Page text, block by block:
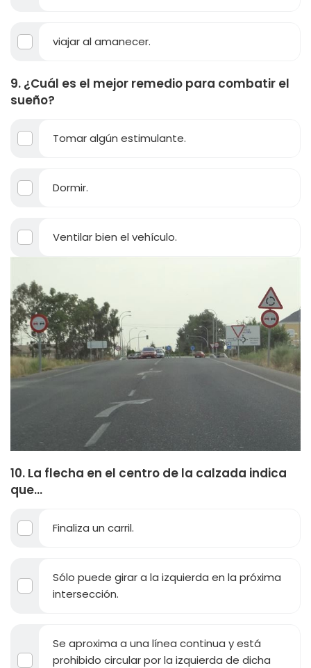
viajar al amanecer.
9. ¿Cuál es el mejor remedio para combatir el
sueño?
Tomar algún estimulante.
Dormir.
Ventilar bien el vehículo.
10. La flecha en el centro de la calzada indica
que…
Finaliza un carril.
Sólo puede girar a la izquierda en la próxima
intersección.
Se aproxima a una línea continua y está
prohibido circular por la izquierda de dicha